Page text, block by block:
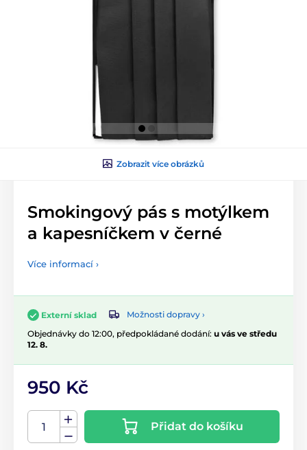
Zobrazit více obrázků
Smokingový pás s motýlkem
a kapesníčkem v černé
Více informací ›
Externí sklad
Možnosti dopravy ›
Objednávky do 12:00, předpokládané dodání: u vás ve středu
12. 8.
950 Kč
Přidat do košíku